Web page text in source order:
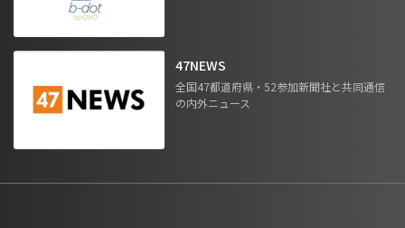
47NEWS
全国47都道府県・52参加新聞社と共同通信
の内外ニュース